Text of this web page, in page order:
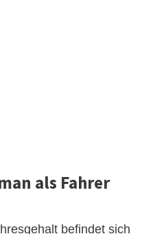
als Fahrer
befindet sich